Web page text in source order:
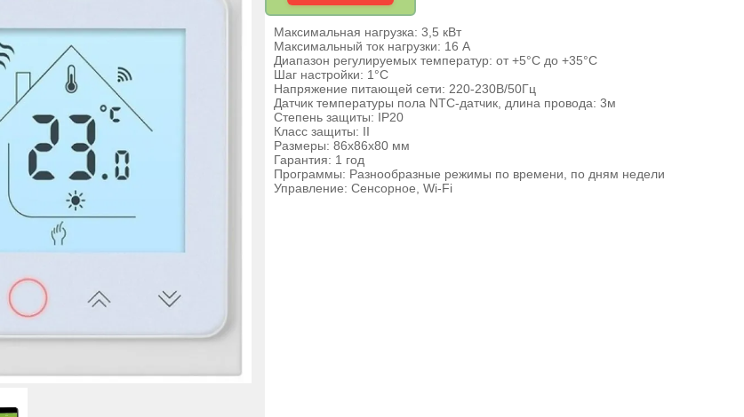
Максимальная нагрузка: 3,5 кВт
Максимальный ток нагрузки: 16 А
Диапазон регулируемых температур: от +5°С до +35°С
Шаг настройки: 1°С
Напряжение питающей сети: 220-230В/50Гц
Датчик температуры пола NTC-датчик, длина провода: 3м
Степень защиты: IP20
Класс защиты: II
Размеры: 86x86x80 мм
Гарантия: 1 год
Программы: Разнообразные режимы по времени, по дням недели
Управление: Сенсорное, Wi-Fi